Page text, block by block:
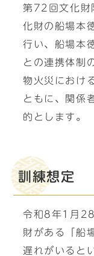
第72回文化財
化財の船場本
行い、船場本
との連携体制
物火災におけ
ともに、関係
的とします。
訓練想定
令和8年1月
財がある「船
遅れがいると